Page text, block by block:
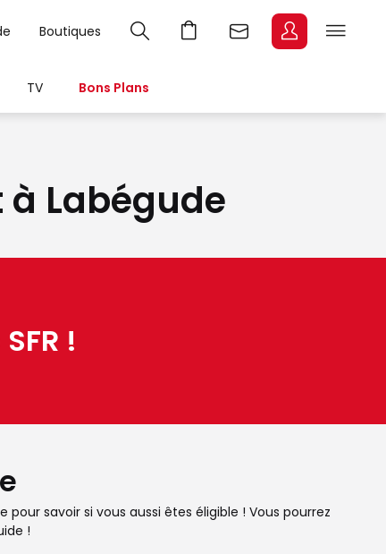
Boutiques
TV Bons Plans
Labégude
!
savoir si vous aussi êtes éligible ! Vous pourrez
!